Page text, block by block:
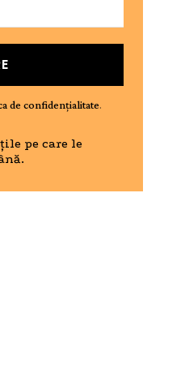
de confidențialitate.
pe care le